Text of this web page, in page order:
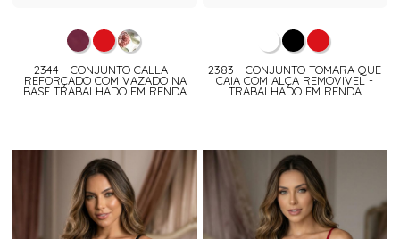
2344 - CONJUNTO CALLA -
REFORÇADO COM VAZADO NA
BASE TRABALHADO EM RENDA
2383 - CONJUNTO TOMARA QUE
CAIA COM ALÇA REMOVIVEL -
TRABALHADO EM RENDA